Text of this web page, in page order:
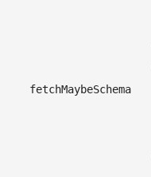
fetchMaybeSchema